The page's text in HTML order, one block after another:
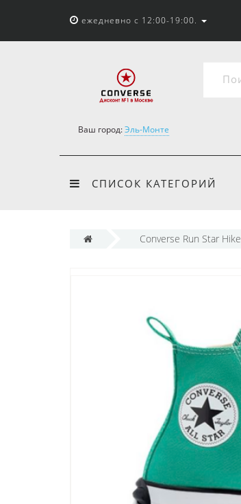
ежедневно с 12:00-19:00.
Ваш город:Эль-Монте
СПИСОК КАТЕГОРИЙ
Converse Run Star Hike